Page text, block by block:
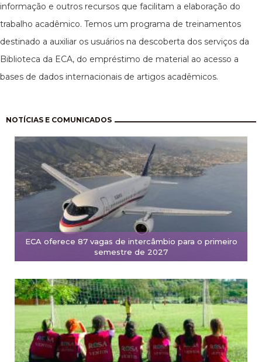
informação e outros recursos que facilitam a elaboração do
trabalho acadêmico. Temos um programa de treinamentos
destinado a auxiliar os usuários na descoberta dos serviços da
Biblioteca da ECA, do empréstimo de material ao acesso a
bases de dados internacionais de artigos acadêmicos.
NOTÍCIAS E COMUNICADOS
ECA oferece 87 vagas de intercâmbio para o primeiro
semestre de 2027
Paginación